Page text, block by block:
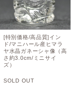
[特別価格/高品質]イン
ド/マニハール産ヒマラ
ヤ水晶ガネーシャ像（高
さ約3.0cm/ミニサイ
ズ）
SOLD OUT